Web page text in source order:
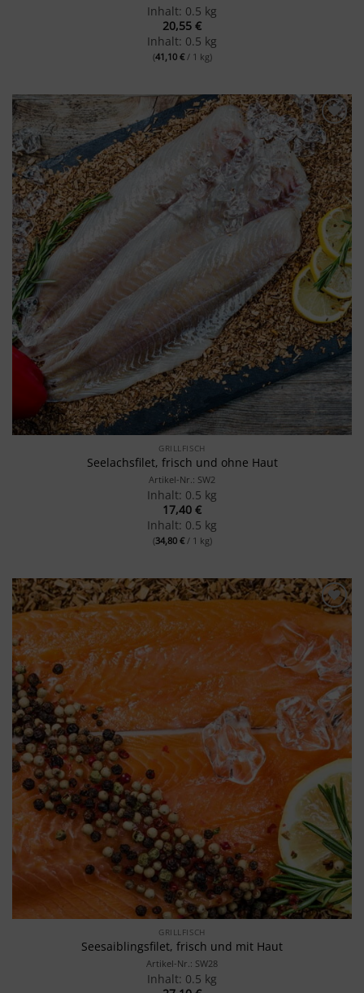
Inhalt: 0.5 kg
20,55 €
Inhalt: 0.5 kg
(41,10 €/ 1 kg)
Merken
GRILLFISCH
Seelachsfilet, frisch und ohne Haut
Artikel-Nr.: SW2
Inhalt: 0.5 kg
17,40 €
Inhalt: 0.5 kg
(34,80 €/ 1 kg)
Merken
GRILLFISCH
Seesaiblingsfilet, frisch und mit Haut
Artikel-Nr.: SW28
Inhalt: 0.5 kg